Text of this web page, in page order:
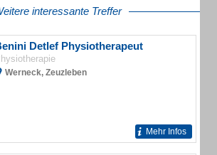
interessante Treffer
Detlef Physiotherapeut
Werneck, Zeuzleben
Mehr Infos